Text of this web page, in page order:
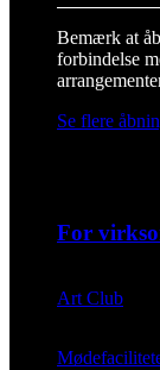
Bemærk at
forbindelse
Se flere
For
Art Club